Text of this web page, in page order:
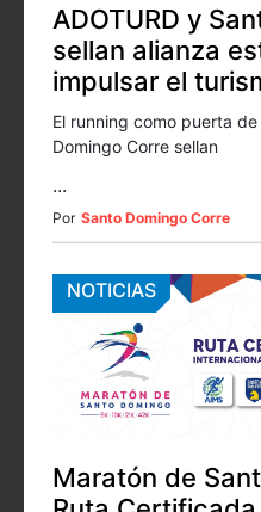
ADOTURD y
sellan alianza
impulsar el
El running como puerta
Domingo Corre sellan
...
Por Santo Domingo Corre
NOTICIAS
Maratón de